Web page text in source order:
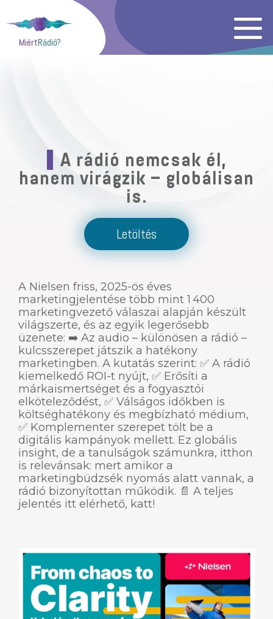
MiértRádió?
A rádió nemcsak él,
hanem virágzik – globálisan
is.
Letöltés
A Nielsen friss, 2025-ös éves
marketingjelentése több mint 1 400
marketingvezető válaszai alapján készült
világszerte, és az egyik legerősebb
üzenete: ➡️ Az audio – különösen a rádió –
kulcsszerepet játszik a hatékony
marketingben. A kutatás szerint: ✅ A rádió
kiemelkedő ROI-t nyújt, ✅ Erősíti a
márkaismertséget és a fogyasztói
elköteleződést, ✅ Válságos időkben is
költséghatékony és megbízható médium,
✅ Komplementer szerepet tölt be a
digitális kampányok mellett. Ez globális
insight, de a tanulságok számunkra, itthon
is relevánsak: mert amikor a
marketingbüdzsék nyomás alatt vannak, a
rádió bizonyítottan működik. 📄 A teljes
jelentés itt elérhető, katt!